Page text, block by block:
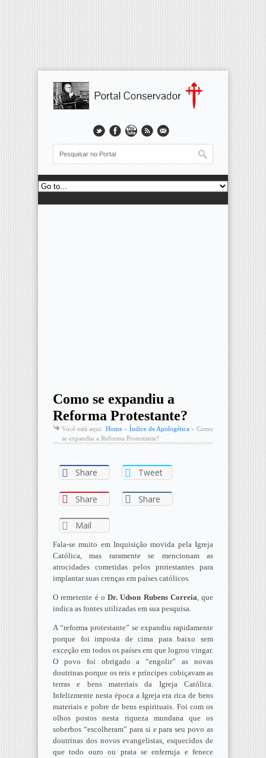
Como se expandiu a
Reforma Protestante?
Você está aqui: Home » Índice de Apologética » Como
se expandiu a Reforma Protestante?
Share Tweet
Share Share
Mail
Fala-se muito em Inquisição movida pela Igreja
Católica, mas raramente se mencionam as
atrocidades cometidas pelos protestantes para
implantar suas crenças em países católicos.
O remetente é o Dr. Udson Rubens Correia, que
indica as fontes utilizadas em sua pesquisa.
A “reforma protestante” se expandiu rapidamente
porque foi imposta de cima para baixo sem
exceção em todos os países em que logrou vingar.
O povo foi obrigado a “engolir” as novas
doutrinas porque os reis e príncipes cobiçavam as
terras e bens materiais da Igreja Católica.
Infelizmente nesta época a Igreja era rica de bens
materiais e pobre de bens espirituais. Foi com os
olhos postos nesta riqueza mundana que os
soberbos “escolheram” para si e para seu povo as
doutrinas dos novos evangelistas, esquecidos de
que todo ouro ou prata se enferruja e fenece